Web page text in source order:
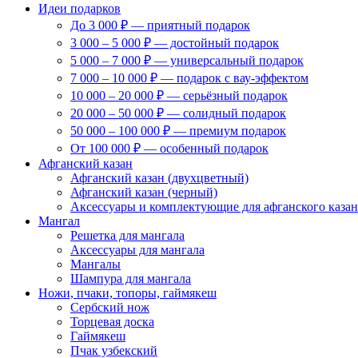
Идеи подарков
До 3 000 ₽ — приятный подарок
3 000 – 5 000 ₽ — достойный подарок
5 000 – 7 000 ₽ — универсальный подарок
7 000 – 10 000 ₽ — подарок с вау-эффектом
10 000 – 20 000 ₽ — серьёзный подарок
20 000 – 50 000 ₽ — солидный подарок
50 000 – 100 000 ₽ — премиум подарок
От 100 000 ₽ — особенный подарок
Афганский казан
Афганский казан (двухцветный)
Афганский казан (черный)
Аксессуары и комплектующие для афганского
Мангал
Решетка для мангала
Аксессуары для мангала
Мангалы
Шампура для мангала
Ножи, пчаки, топоры, гаймякеш
Сербский нож
Торцевая доска
Гаймякеш
Пчак узбекский